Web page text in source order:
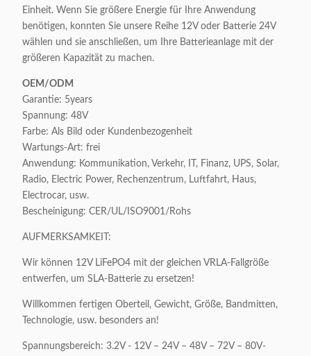
Einheit. Wenn Sie größere Energie für Ihre Anwendung
benötigen, konnten Sie unsere Reihe 12V oder Batterie 24V
wählen und sie anschließen, um Ihre Batterieanlage mit der
größeren Kapazität zu machen.
OEM/ODM
Garantie: 5years
Spannung: 48V
Farbe: Als Bild oder Kundenbezogenheit
Wartungs-Art: frei
Anwendung: Kommunikation, Verkehr, IT, Finanz, UPS, Solar,
Radio, Electric Power, Rechenzentrum, Luftfahrt, Haus,
Electrocar, usw.
Bescheinigung: CER/UL/ISO9001/Rohs
AUFMERKSAMKEIT:
Wir können 12V LiFePO4 mit der gleichen VRLA-Fallgröße
entwerfen, um SLA-Batterie zu ersetzen!
Willkommen fertigen Oberteil, Gewicht, Größe, Bandmitten,
Technologie, usw. besonders an!
Spannungsbereich: 3.2V - 12V – 24V – 48V – 72V – 80V-